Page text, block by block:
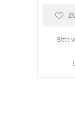
Bitte